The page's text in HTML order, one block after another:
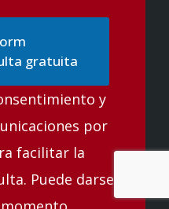
gratuita
y
por
facilitar la
Puede darse